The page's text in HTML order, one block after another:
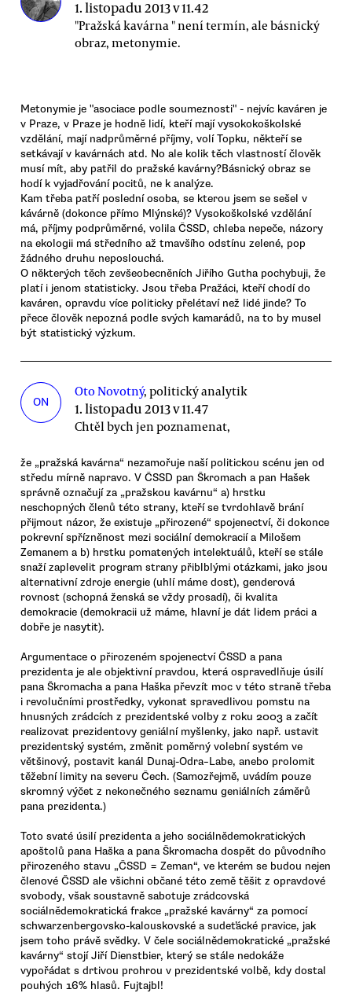
1. listopadu 2013 v 11.42
"Pražská kavárna " není termín, ale básnický
obraz, metonymie.
Metonymie je "asociace podle soumeznosti" - nejvíc kaváren je
v Praze, v Praze je hodně lidí, kteří mají vysokokoškolské
vzdělání, mají nadprůměrné příjmy, volí Topku, někteří se
setkávají v kavárnách atd. No ale kolik těch vlastností člověk
musí mít, aby patřil do pražské kavárny?Básnický obraz se
hodí k vyjadřování pocitů, ne k analýze.
Kam třeba patří poslední osoba, se kterou jsem se sešel v
kávárně (dokonce přímo Mlýnské)? Vysokoškolské vzdělání
má, příjmy podprůměrné, volila ČSSD, chleba nepeče, názory
na ekologii má středního až tmavšího odstínu zelené, pop
žádného druhu neposlouchá.
O některých těch zevšeobecněních Jiřího Gutha pochybuji, že
platí i jenom statisticky. Jsou třeba Pražáci, kteří chodí do
kaváren, opravdu více politicky přelétaví než lidé jinde? To
přece člověk nepozná podle svých kamarádů, na to by musel
být statistický výzkum.
ON
Oto Novotný, politický analytik
1. listopadu 2013 v 11.47
Chtěl bych jen poznamenat,
že „pražská kavárna“ nezamořuje naší politickou scénu jen od
středu mírně napravo. V ČSSD pan Škromach a pan Hašek
správně označují za „pražskou kavárnu“ a) hrstku
neschopných členů této strany, kteří se tvrdohlavě brání
přijmout názor, že existuje „přirozené“ spojenectví, či dokonce
pokrevní spřízněnost mezi sociální demokracií a Milošem
Zemanem a b) hrstku pomatených intelektuálů, kteří se stále
snaží zaplevelit program strany přiblblými otázkami, jako jsou
alternativní zdroje energie (uhlí máme dost), genderová
rovnost (schopná ženská se vždy prosadí), či kvalita
demokracie (demokracii už máme, hlavní je dát lidem práci a
dobře je nasytit).
Argumentace o přirozeném spojenectví ČSSD a pana
prezidenta je ale objektivní pravdou, která ospravedlňuje úsilí
pana Škromacha a pana Haška převzít moc v této straně třeba
i revolučními prostředky, vykonat spravedlivou pomstu na
hnusných zrádcích z prezidentské volby z roku 2003 a začít
realizovat prezidentovy geniální myšlenky, jako např. ustavit
prezidentský systém, změnit poměrný volební systém ve
většinový, postavit kanál Dunaj-Odra–Labe, anebo prolomit
těžební limity na severu Čech. (Samozřejmě, uvádím pouze
skromný výčet z nekonečného seznamu geniálních záměrů
pana prezidenta.)
Toto svaté úsilí prezidenta a jeho sociálnědemokratických
apoštolů pana Haška a pana Škromacha dospět do původního
přirozeného stavu „ČSSD = Zeman“, ve kterém se budou nejen
členové ČSSD ale všichni občané této země těšit z opravdové
svobody, však soustavně sabotuje zrádcovská
sociálnědemokratická frakce „pražské kavárny“ za pomocí
schwarzenbergovsko-kalouskovské a sudeťácké pravice, jak
jsem toho právě svědky. V čele sociálnědemokratické „pražské
kavárny“ stojí Jiří Dienstbier, který se stále nedokáže
vypořádat s drtivou prohrou v prezidentské volbě, kdy dostal
pouhých 16% hlasů. Fujtajbl!